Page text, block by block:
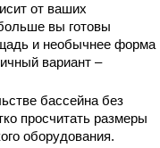
от ваших
вы готовы
и необычнее форма
вариант –
бассейна без
просчитать размеры
оборудования.